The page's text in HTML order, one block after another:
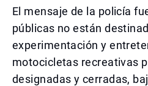
El mensaje de la policía
públicas no están
experimentación y
motocicletas recreativas
designadas y cerradas,